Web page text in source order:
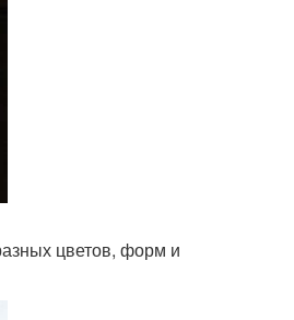
цветов, форм и